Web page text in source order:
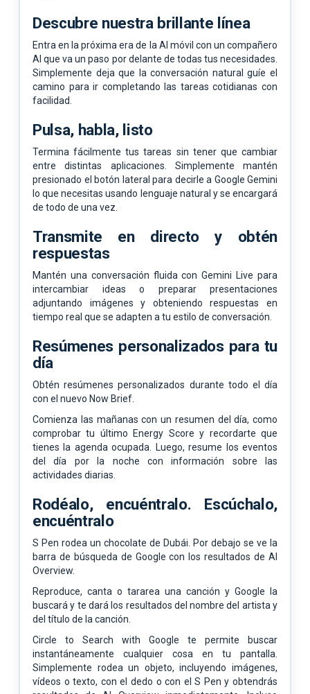
Descubre nuestra brillante línea
Entra en la próxima era de la AI móvil con un compañero
AI que va un paso por delante de todas tus necesidades.
Simplemente deja que la conversación natural guíe el
camino para ir completando las tareas cotidianas con
facilidad.
Pulsa, habla, listo
Termina fácilmente tus tareas sin tener que cambiar
entre distintas aplicaciones. Simplemente mantén
presionado el botón lateral para decirle a Google Gemini
lo que necesitas usando lenguaje natural y se encargará
de todo de una vez.
Transmite en directo y obtén
respuestas
Mantén una conversación fluida con Gemini Live para
intercambiar ideas o preparar presentaciones
adjuntando imágenes y obteniendo respuestas en
tiempo real que se adapten a tu estilo de conversación.
Resúmenes personalizados para tu
día
Obtén resúmenes personalizados durante todo el día
con el nuevo Now Brief.
Comienza las mañanas con un resumen del día, como
comprobar tu último Energy Score y recordarte que
tienes la agenda ocupada. Luego, resume los eventos
del día por la noche con información sobre las
actividades diarias.
Rodéalo, encuéntralo. Escúchalo,
encuéntralo
S Pen rodea un chocolate de Dubái. Por debajo se ve la
barra de búsqueda de Google con los resultados de AI
Overview.
Reproduce, canta o tararea una canción y Google la
buscará y te dará los resultados del nombre del artista y
del título de la canción.
Circle to Search with Google te permite buscar
instantáneamente cualquier cosa en tu pantalla.
Simplemente rodea un objeto, incluyendo imágenes,
vídeos o texto, con el dedo o con el S Pen y obtendrás